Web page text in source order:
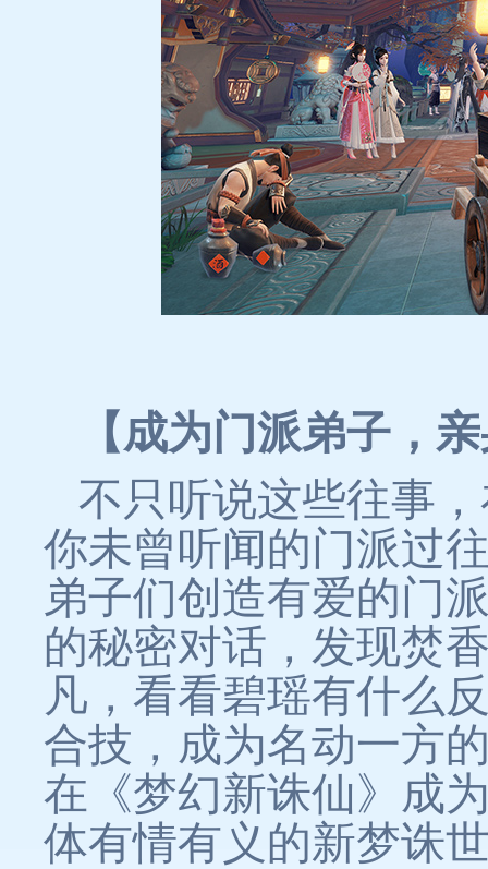
【成为门派弟子，
不只听说这些往事
你未曾听闻的门派过
弟子们创造有爱的门
的秘密对话，发现焚
凡，看看碧瑶有什么
合技，成为名动一方
在《梦幻新诛仙》成
体有情有义的新梦诛